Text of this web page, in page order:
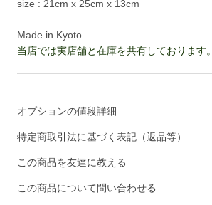
size : 21cm x 25cm x 13cm
Made in Kyoto
当店では実店舗と在庫を共有しております。
オプションの値段詳細
特定商取引法に基づく表記（返品等）
この商品を友達に教える
この商品について問い合わせる